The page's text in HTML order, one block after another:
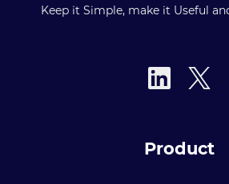
Keep it Simple, make it Useful
Product